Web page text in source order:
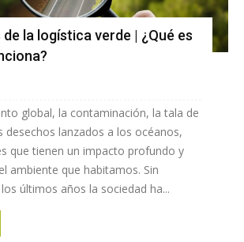
la logística verde | ¿Qué es
global, la contaminación, la tala de
desechos lanzados a los océanos,
que tienen un impacto profundo y
ambiente que habitamos. Sin
últimos años la sociedad ha...